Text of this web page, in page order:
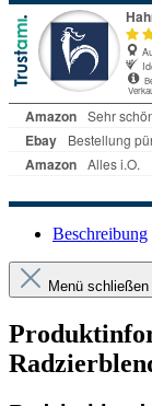
Beschreibung
Menü schließen